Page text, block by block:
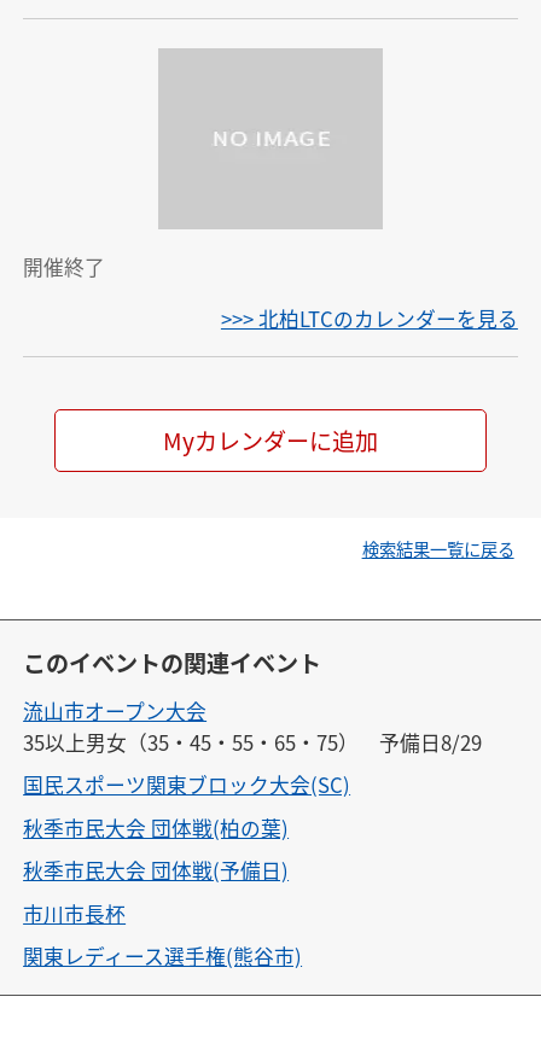
開催終了
>>> 北柏LTCのカレンダーを見る
Myカレンダーに追加
検索結果一覧に戻る
このイベントの関連イベント
流山市オープン大会
35以上男女（35・45・55・65・75）　予備日8/29
国民スポーツ関東ブロック大会(SC)
秋季市民大会 団体戦(柏の葉)
秋季市民大会 団体戦(予備日)
市川市長杯
関東レディース選手権(熊谷市)